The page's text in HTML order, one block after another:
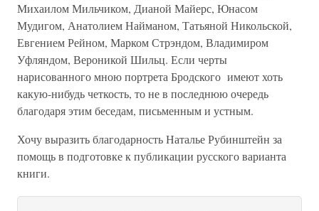
Михаилом Мильчиком, Дианой Майерс, Юнасом
Мудигом, Анатолием Найманом, Татьяной Никольской,
Евгением Рейном, Марком Стрэндом, Владимиром
Уфляндом, Вероникой Шильц. Если черты
нарисованного мною портрета Бродского имеют хоть
какую-нибудь четкость, то не в последнюю очередь
благодаря этим беседам, письменным и устным.
Хочу выразить благодарность Наталье Рубинштейн за
помощь в подготовке к публикации русского варианта
книги.